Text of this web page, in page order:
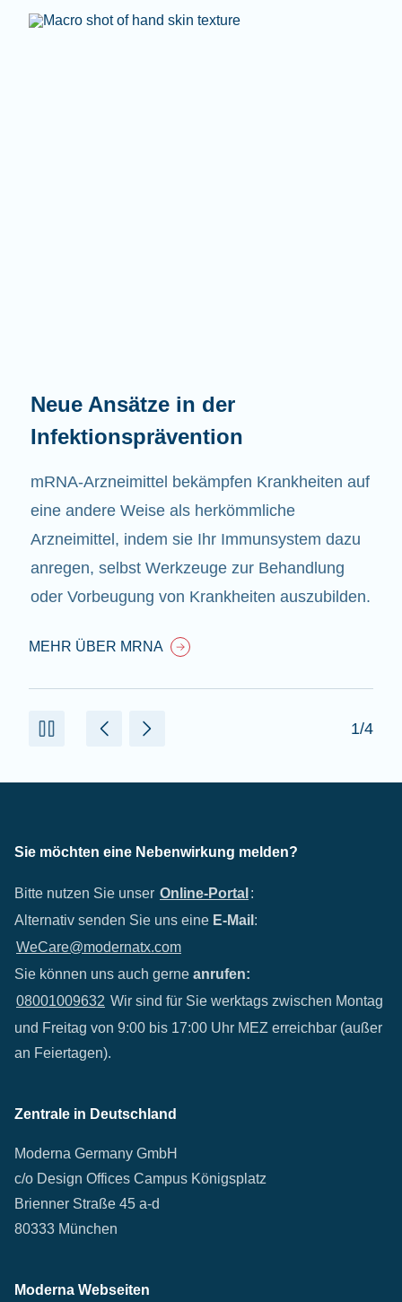
Neue Ansätze in der
Infektionsprävention
mRNA-Arzneimittel bekämpfen Krankheiten auf
eine andere Weise als herkömmliche
Arzneimittel, indem sie Ihr Immunsystem dazu
anregen, selbst Werkzeuge zur Behandlung
oder Vorbeugung von Krankheiten auszubilden.
MEHR ÜBER MRNA
1/4
Sie möchten eine Nebenwirkung melden?
Bitte nutzen Sie unser Online-Portal :
Alternativ senden Sie uns eine E-Mail :
WeCare@modernatx.com
Sie können uns auch gerne anrufen:
08001009632 Wir sind für Sie werktags zwischen Montag
und Freitag von 9:00 bis 17:00 Uhr MEZ erreichbar (außer
an Feiertagen).
Zentrale in Deutschland
Moderna Germany GmbH
c/o Design Offices Campus Königsplatz
Brienner Straße 45 a-d
80333 München
Moderna Webseiten